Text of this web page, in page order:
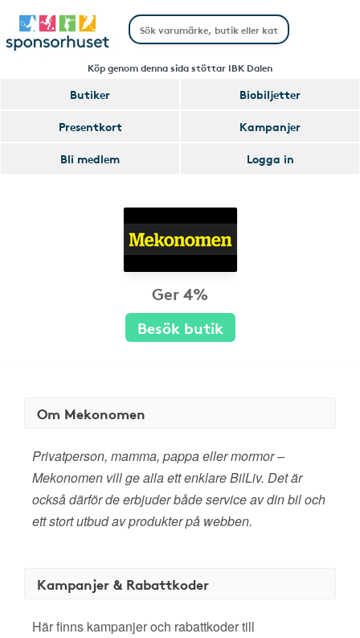
Köp genom denna sida stöttar IBK Dalen
Butiker
Biobiljetter
Presentkort
Kampanjer
Bli medlem
Logga in
Ger 4%
Besök butik
Om Mekonomen
Privatperson, mamma, pappa eller mormor –
Mekonomen vill ge alla ett enklare BilLiv. Det är
också därför de erbjuder både service av din bil och
ett stort utbud av produkter på webben.
Kampanjer & Rabattkoder
Här finns kampanjer och rabattkoder till